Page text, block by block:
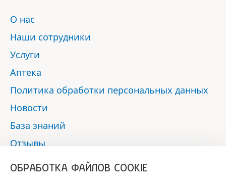
О нас
Наши сотрудники
Услуги
Аптека
Политика обработки персональных данных
Новости
База знаний
Отзывы
ОБРАБОТКА ФАЙЛОВ COOKIE